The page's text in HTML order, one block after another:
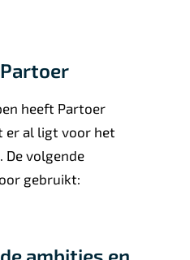
heeft Partoer
er al ligt voor het
De volgende
gebruikt:
ambities en